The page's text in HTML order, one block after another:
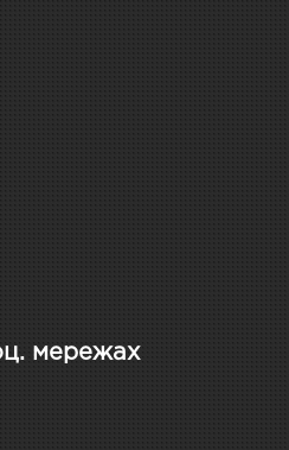
мережах